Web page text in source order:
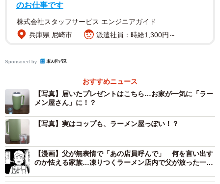
ラーメン屋などでよく見かけるピッチャー／こちさん（@cochi_wan）提
投稿主は、生物観察や人間観察の成果をイラストにして
SNSで発信している、こちさん（@cochi_wan）。話題と
なったピッチャーは友人からもらったものだそうで、「正
直、『なんか変なの届いたな』って思いました」と話しま
す。
ある日、突然大きな箱が届き、開けてみると中にはどこか
のお仕事です
株式会社スタッフサービス エンジニアガイド
兵庫県 尼崎市
派遣社員：時給1,300円～
Sponsored by
おすすめニュース
【写真】届いたプレゼントはこちら…お家が一気に「ラー
メン屋さん」に！？
【写真】実はコップも、ラーメン屋っぽい！？
【漫画】父が無表情で「あの店員呼んで」 何を言い出す
のか怯える家族…凍りつくラーメン店内で父が放った一言